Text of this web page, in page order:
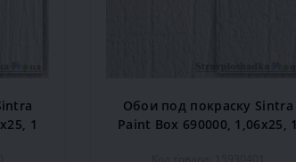
1
Обои под покраску Sintra
Paint Box 690000, 1,06x25, 1